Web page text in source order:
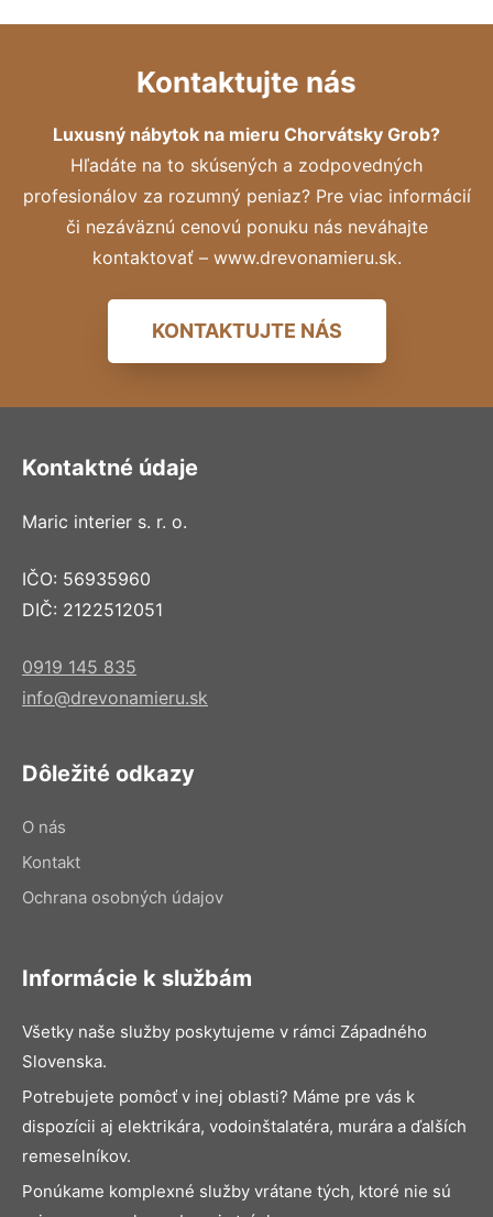
Kontaktujte nás
Luxusný nábytok na mieru Chorvátsky Grob?
Hľadáte na to skúsených a zodpovedných
profesionálov za rozumný peniaz? Pre viac informácií
či nezáväznú cenovú ponuku nás neváhajte
kontaktovať – www.drevonamieru.sk.
KONTAKTUJTE NÁS
Kontaktné údaje
Maric interier s. r. o.
IČO: 56935960
DIČ: 2122512051
0919 145 835
info@drevonamieru.sk
Dôležité odkazy
O nás
Kontakt
Ochrana osobných údajov
Informácie k službám
Všetky naše služby poskytujeme v rámci Západného
Slovenska.
Potrebujete pomôcť v inej oblasti? Máme pre vás k
dispozícii aj elektrikára, vodoinštalatéra, murára a ďalších
remeselníkov.
Ponúkame komplexné služby vrátane tých, ktoré nie sú